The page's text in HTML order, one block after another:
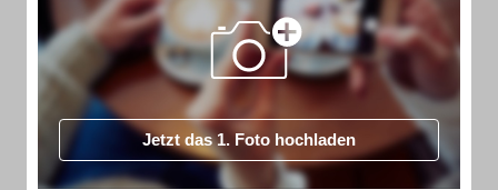
Jetzt das 1. Foto hochladen